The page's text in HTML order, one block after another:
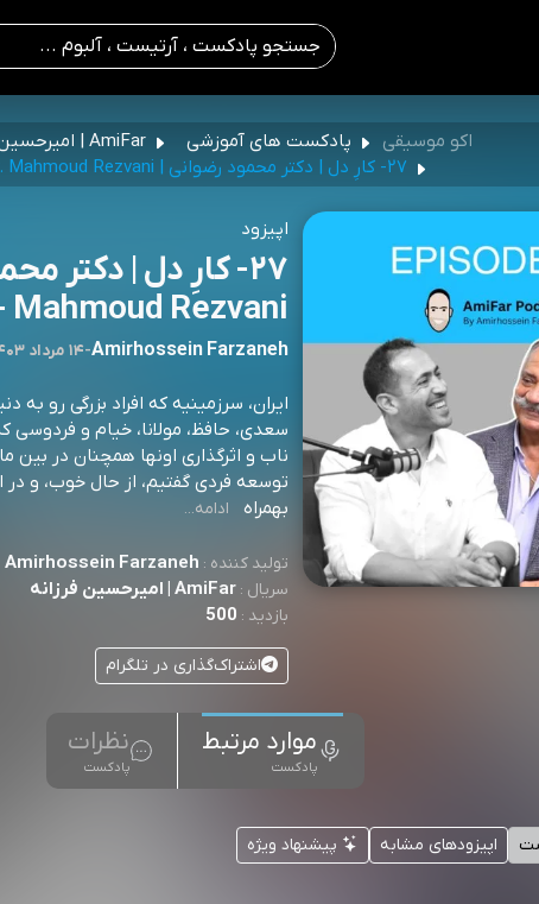
اکو موسیقی پادکست های آموزشی
AmiFar | امیرحسین فرزانه
۲۷- کارِ دل | دکتر محمود رضوانی | Dr. Mahmoud Rezvani
اپیزود
Mahmoud Rezvani - قسمت 114
Amirhossein Farzaneh
-۱۴ مرداد ۱۴۰۳
ایران، سرزمینیه که افراد بزرگی رو‌ به
سعدی، حافظ، مولانا، خیام و
ناب و اثرگذاری اونها همچنان در
توسعه فردی گفتیم، از حال خوب، و در
بهمراه
ادامه...
تولید کننده : Amirhossein Farzaneh
سریال :AmiFar | امیرحسین فرزانه
بازدید : 500
اشتراک‌گذاری در تلگرام
موارد مرتبط
پادکست
نظرات
پادکست
اپیزودهای مشابه پیشنهاد ویژه